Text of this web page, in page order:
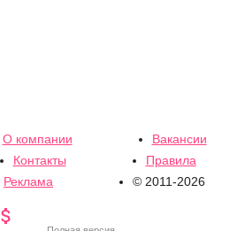
О компании
Вакансии
Контакты
Правила
Реклама
© 2011-2026
